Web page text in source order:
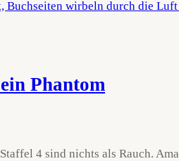
Phantom
4 sind nichts als Rauch.